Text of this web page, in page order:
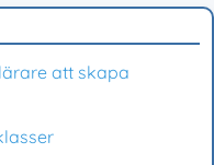
att skapa